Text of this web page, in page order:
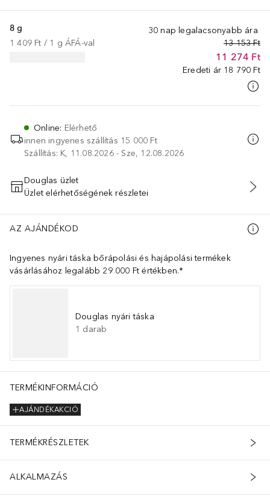
30 nap legalacsonyabb ára
13 153 Ft
11 274 Ft
Eredeti ár 18 790 Ft
8 g
1 409 Ft / 1 g ÁFÁ-val
Online: Elérhető
innen ingyenes szállítás 15 000 Ft
Szállítás: K, 11.08.2026 - Sze, 12.08.2026
KOSÁRBA HELYEZÉS
Douglas üzlet
Üzlet elérhetőségének részletei
AZ AJÁNDÉKOD
Ingyenes nyári táska bőrápolási és hajápolási termékek
vásárlásához legalább 29 000 Ft értékben.*
Douglas nyári táska
1 darab
TERMÉKINFORMÁCIÓ
AJÁNDÉKAKCIÓ
TERMÉKRÉSZLETEK
ALKALMAZÁS